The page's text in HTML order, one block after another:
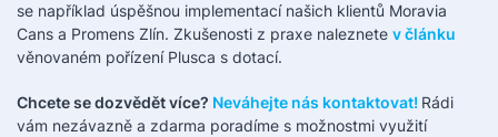
se například úspěšnou implementací našich klientů Moravia
Cans a Promens Zlín. Zkušenosti z praxe naleznete v článku
věnovaném pořízení Plusca s dotací.
Chcete se dozvědět více? Neváhejte nás kontaktovat! Rádi
vám nezávazně a zdarma poradíme s možnostmi využití